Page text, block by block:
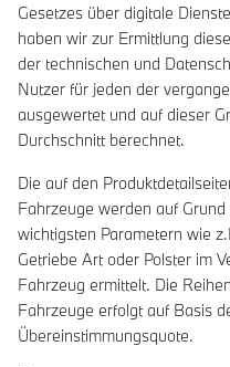
Gesetzes über digitale
haben wir zur Ermittlung
der technischen und
Nutzer für jeden der
ausgewertet und auf dieser
Durchschnitt berechnet.
Die auf den
Fahrzeuge werden auf
wichtigsten Parametern wie
Getriebe Art oder Polster im
Fahrzeug ermittelt. Die
Fahrzeuge erfolgt auf Basis
Übereinstimmungsquote.